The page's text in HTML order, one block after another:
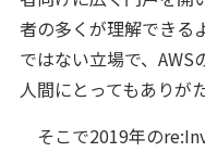
者の多くが理解できる
ではない立場で、
人間にとってもありが
そこで2019年の